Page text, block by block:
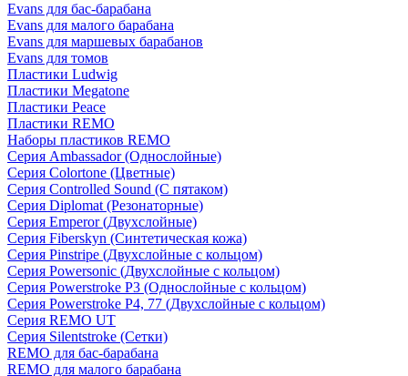
Evans для бас-барабана
Evans для малого барабана
Evans для маршевых барабанов
Evans для томов
Пластики Ludwig
Пластики Megatone
Пластики Peace
Пластики REMO
Наборы пластиков REMO
Серия Ambassador (Однослойные)
Серия Colortone (Цветные)
Серия Controlled Sound (С пятаком)
Серия Diplomat (Резонаторные)
Серия Emperor (Двухслойные)
Серия Fiberskyn (Синтетическая кожа)
Серия Pinstripe (Двухслойные с кольцом)
Серия Powersonic (Двухслойные с кольцом)
Серия Powerstroke P3 (Однослойные с кольцом)
Серия Powerstroke P4, 77 (Двухслойные с кольцом)
Серия REMO UT
Серия Silentstroke (Сетки)
REMO для бас-барабана
REMO для малого барабана